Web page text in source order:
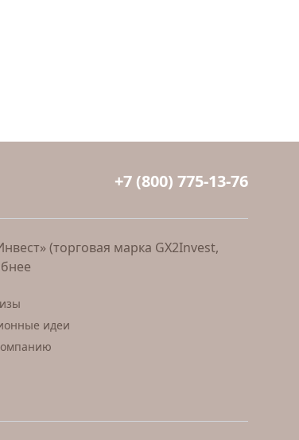
+7 (800) 775-13-76
(торговая марка GX2Invest,
идеи